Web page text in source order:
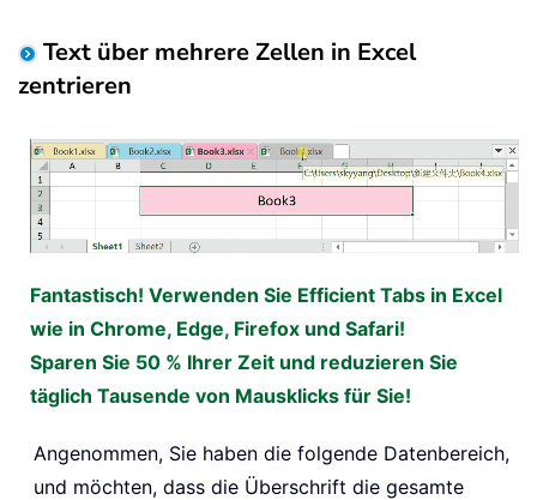
Text über mehrere Zellen in Excel
zentrieren
Fantastisch! Verwenden Sie Efficient Tabs in Excel
wie in Chrome, Edge, Firefox und Safari!
Sparen Sie 50 % Ihrer Zeit und reduzieren Sie
täglich Tausende von Mausklicks für Sie!
Angenommen, Sie haben die folgende Datenbereich,
und möchten, dass die Überschrift die gesamte